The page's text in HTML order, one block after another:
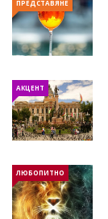
ПРЕДСТАВЯНЕ
АКЦЕНТ
ЛЮБОПИТНО